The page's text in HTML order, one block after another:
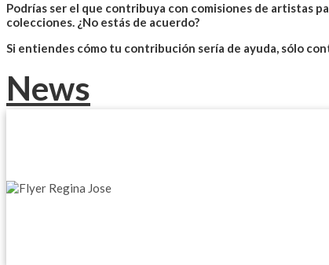
Podrías ser el que contribuya con comisiones de artistas
colecciones. ¿No estás de acuerdo?
Si entiendes cómo tu contribución sería de ayuda, sólo
News